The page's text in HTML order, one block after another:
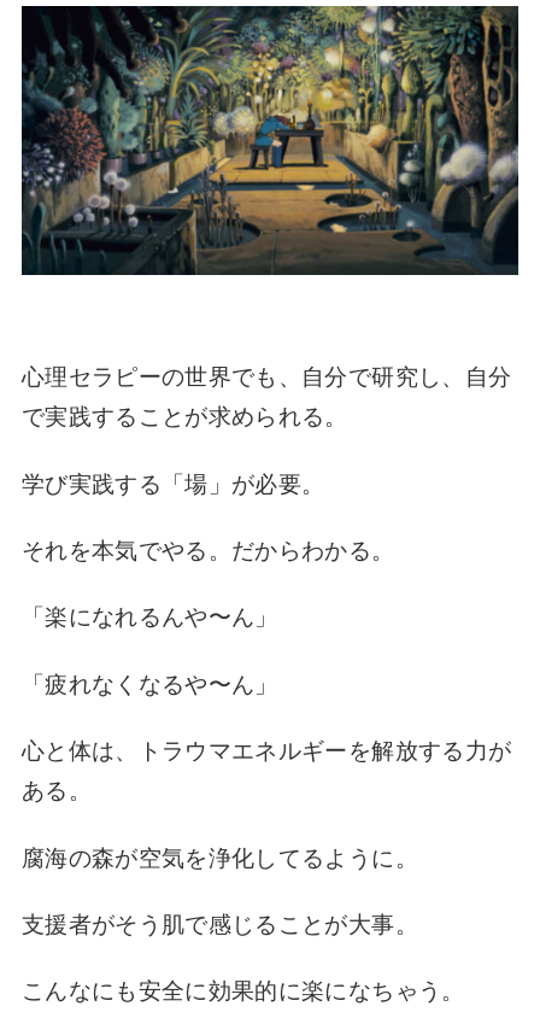
心理セラピーの世界でも、自分で研究し、自分
で実践することが求められる。
学び実践する「場」が必要。
それを本気でやる。だからわかる。
「楽になれるんや〜ん」
「疲れなくなるや〜ん」
心と体は、 トラウマエネルギーを解放する力が
ある。
腐海の森が空気を浄化してるように。
支援者がそう 肌で感じることが大事。
こんなにも安全に効果的に楽になちゃう。